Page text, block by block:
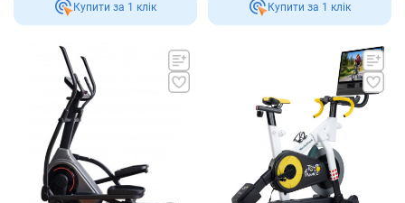
Купити за 1 клiк Купити за 1 клiк